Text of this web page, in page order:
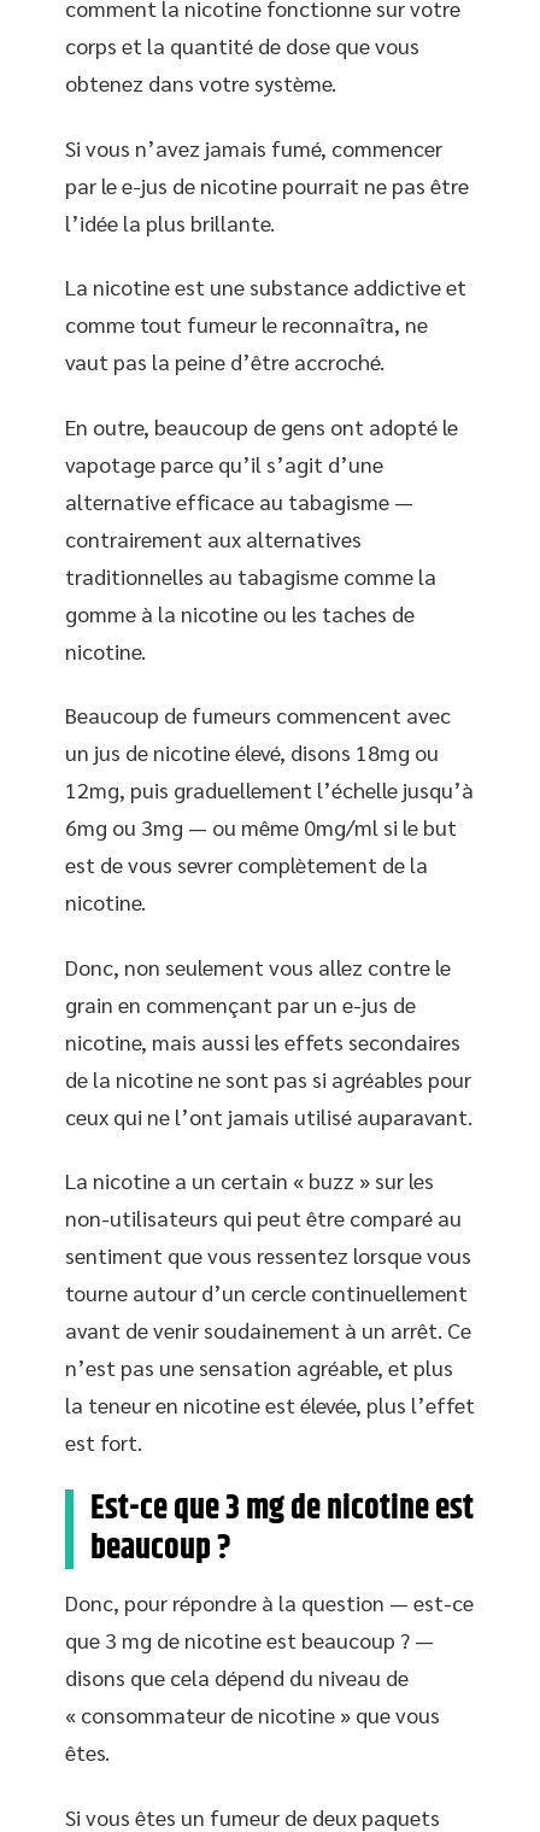
comment la nicotine fonctionne sur votre
corps et la quantité de dose que vous
obtenez dans votre système.
Si vous n’avez jamais fumé, commencer
par le e-jus de nicotine pourrait ne pas être
l’idée la plus brillante.
La nicotine est une substance addictive et
comme tout fumeur le reconnaîtra, ne
vaut pas la peine d’être accroché.
En outre, beaucoup de gens ont adopté le
vapotage parce qu’il s’agit d’une
alternative efficace au tabagisme —
contrairement aux alternatives
traditionnelles au tabagisme comme la
gomme à la nicotine ou les taches de
nicotine.
Beaucoup de fumeurs commencent avec
un jus de nicotine élevé, disons 18mg ou
12mg, puis graduellement l’échelle jusqu’à
6mg ou 3mg — ou même 0mg/ml si le but
est de vous sevrer complètement de la
nicotine.
Donc, non seulement vous allez contre le
grain en commençant par un e-jus de
nicotine, mais aussi les effets secondaires
de la nicotine ne sont pas si agréables pour
ceux qui ne l’ont jamais utilisé auparavant.
La nicotine a un certain « buzz » sur les
non-utilisateurs qui peut être comparé au
sentiment que vous ressentez lorsque vous
tourne autour d’un cercle continuellement
avant de venir soudainement à un arrêt. Ce
n’est pas une sensation agréable, et plus
la teneur en nicotine est élevée, plus l’effet
est fort.
Est-ce que 3 mg de nicotine est
beaucoup ?
Donc, pour répondre à la question — est-ce
que 3 mg de nicotine est beaucoup ? —
disons que cela dépend du niveau de
« consommateur de nicotine » que vous
êtes.
Si vous êtes un fumeur de deux paquets